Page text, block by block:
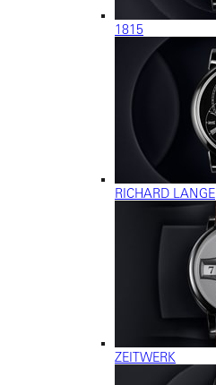
1815
RICHARD LANGE
ZEITWERK